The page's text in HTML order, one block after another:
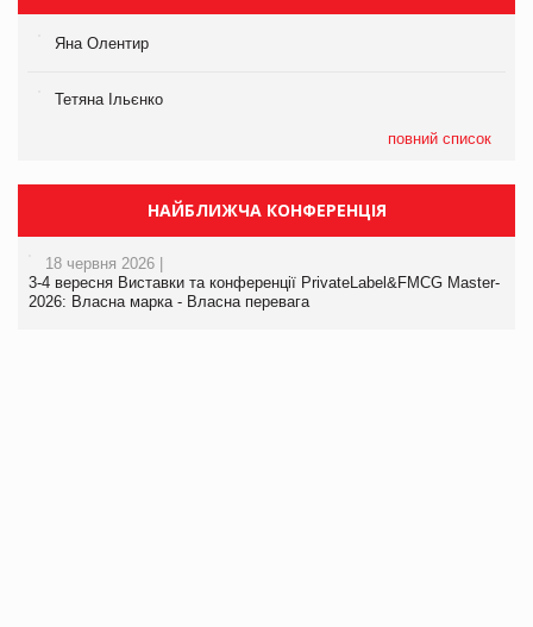
Яна Олентир
Тетяна Ільєнко
повний список
НАЙБЛИЖЧА КОНФЕРЕНЦІЯ
18 червня 2026 |
3-4 вересня Виставки та конференції PrivateLabel&FMCG Master-
2026: Власна марка - Власна перевага